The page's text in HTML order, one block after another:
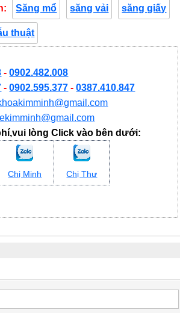
Săng mổ săng vải săng giấy
thuật
-0902.482.008
-0902.595.377 -0387.410.847
lòng Click vào bên dưới:
Chị Minh Chị Thư